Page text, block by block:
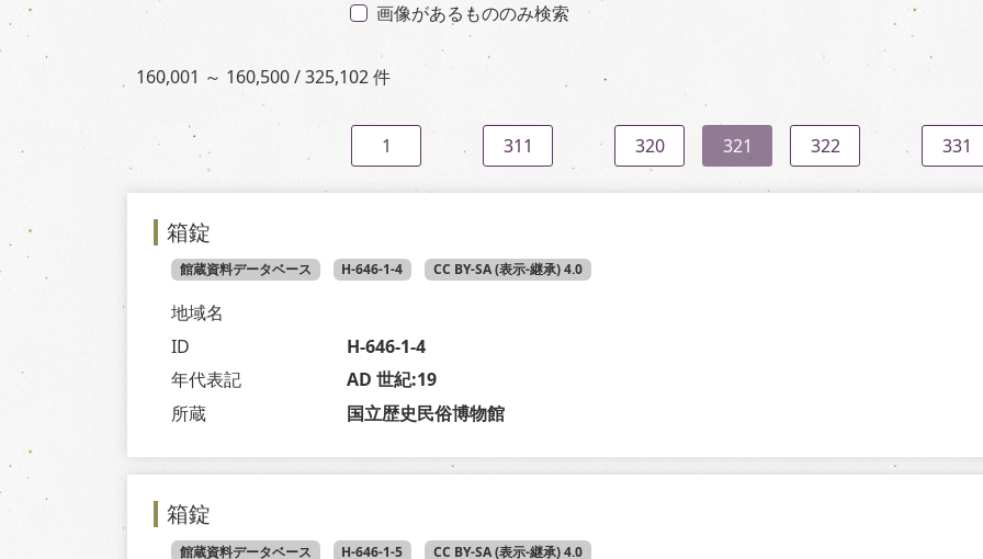
画像があるもののみ検索
160,001 ～ 160,500 / 325,102 件
1 311 320 321 322 331
箱錠
館蔵資料データベース H-646-1-4 CC BY-SA (表示-継承) 4.0
地域名
ID
H-646-1-4
年代表記
AD 世紀:19
所蔵
国立歴史民俗博物館
箱錠
館蔵資料データベース H-646-1-5 CC BY-SA (表示-継承) 4.0